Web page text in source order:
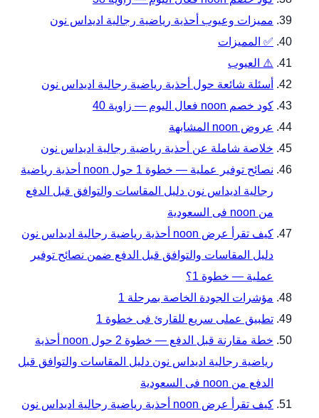
مميزات وعيوب أحذية رياضية رجالية اديداس نون
✅ المميزات
⚠️ العيوب
أسئلة شائعة حول أحذية رياضية رجالية اديداس نون
كود خصم noon فعال اليوم — زاوية 40
عروض noon المشابهة
خلاصة شاملة عن أحذية رياضية رجالية اديداس نون
نصائح توفير عملية — خطوة 1 حول noon أحذية رياضية
رجالية اديداس نون دليل المقاسات والتوافق قبل الدفع
من noon فى السعودية
كيف تقرأ عرض noon أحذية رياضية رجالية اديداس نون
دليل المقاسات والتوافق قبل الدفع ضمن نصائح توفير
عملية — خطوة 1؟
مؤشرات الجودة الخاصة بمرحلة 1
تطبيق عملى سريع للقارئ فى خطوة 1
خطة مقارنة قبل الدفع — خطوة 2 حول noon أحذية
رياضية رجالية اديداس نون دليل المقاسات والتوافق قبل
الدفع من noon فى السعودية
كيف تقرأ عرض noon أحذية رياضية رجالية اديداس نون